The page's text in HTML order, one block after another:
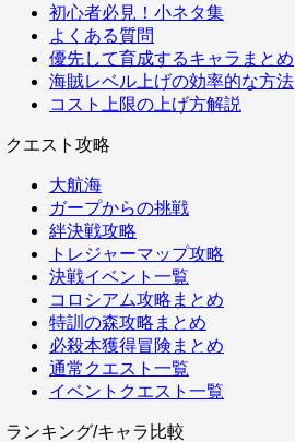
初心者必見！小ネタ集
よくある質問
優先して育成するキャラまとめ
海賊レベル上げの効率的な方法
コスト上限の上げ方解説
クエスト攻略
大航海
ガープからの挑戦
絆決戦攻略
トレジャーマップ攻略
決戦イベント一覧
コロシアム攻略まとめ
特訓の森攻略まとめ
必殺本獲得冒険まとめ
通常クエスト一覧
イベントクエスト一覧
ランキング/キャラ比較